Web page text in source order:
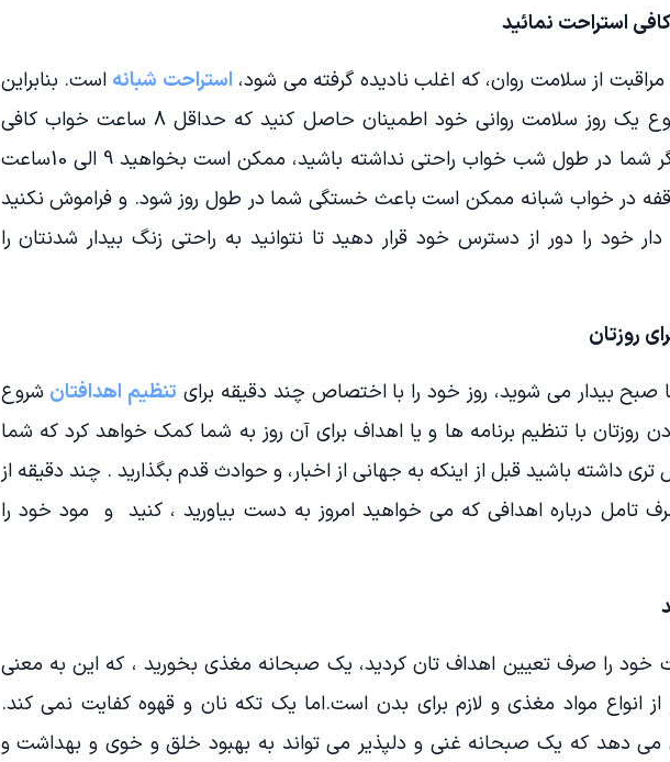
استراحت نمائید
مراقبت از سلامت روان، که اغلب نادیده گرفته می شود، استراحت شبانه است. بنابراین
شب قبل از شروع یک روز سلامت روانی خود اطمینان حاصل کنید که حداقل 8 ساعت خواب کافی
داشته باشید. اگر شما در طول شب خواب راحتی نداشته باشید، ممکن است بخواهید 9 الی 10ساعت
وقفه در خواب شبانه ممکن است باعث خستگی شما در طول روز شود. و فراموش نکنید
خود را دور از دسترس خود قرار دهید تا نتوانید به راحتی زنگ بیدار شدنتان را
روزتان
بیدار می شوید، روز خود را با اختصاص چند دقیقه برای تنظیم اهدافتان شروع
روزتان با تنظیم برنامه ها و یا اهداف برای آن روز به شما کمک خواهد کرد که شما
داشته باشید قبل از اینکه به جهانی از اخبار، و حوادث قدم بگذارید . چند دقیقه از
تامل درباره اهدافی که می خواهید امروز به دست بیاورید ، کنید و مود خود را
خود را صرف تعیین اهداف تان کردید، یک صبحانه مغذی بخورید ، که این به معنی
انواع مواد مغذی و لازم برای بدن است.اما یک تکه نان و قهوه کفایت نمی کند.
می دهد که یک صبحانه غنی و دلپذیر می تواند به بهبود خلق و خوی و بهداشت و